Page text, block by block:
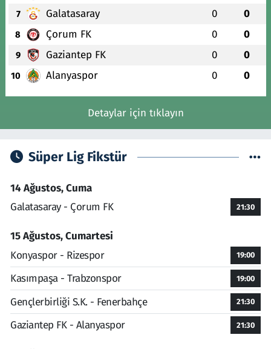
7 Galatasaray 0 0
8 Çorum FK 0 0
9 Gaziantep FK 0 0
10 Alanyaspor 0 0
Detaylar için tıklayın
Süper Lig Fikstür
14 Ağustos, Cuma
Galatasaray - Çorum FK
21:30
15 Ağustos, Cumartesi
Konyaspor - Rizespor
19:00
Kasımpaşa - Trabzonspor 19:00
Gençlerbirliği S.K. - Fenerbahçe 21:30
Gaziantep FK - Alanyaspor 21:30